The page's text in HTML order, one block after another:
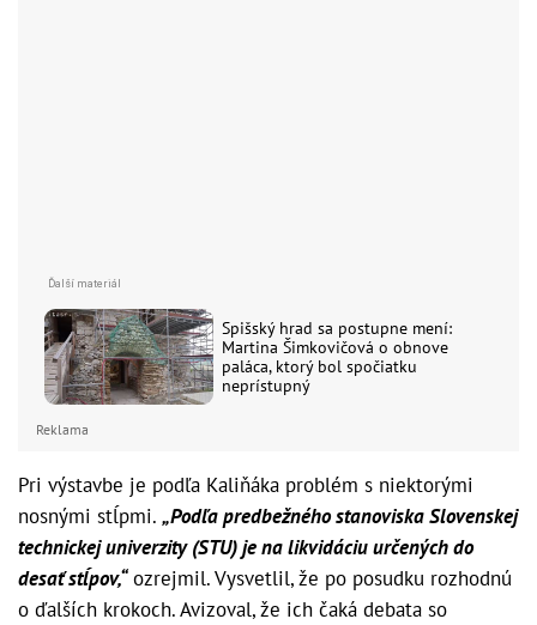
Spišský hrad sa postupne mení:
Martina Šimkovičová o obnove
paláca, ktorý bol spočiatku
neprístupný
Reklama
Pri výstavbe je podľa Kaliňáka problém s niektorými
nosnými stĺpmi. „Podľa predbežného stanoviska Slovenskej
technickej univerzity (STU) je na likvidáciu určených do
desať stĺpov,“ozrejmil. Vysvetlil, že po posudku rozhodnú
o ďalších krokoch. Avizoval, že ich čaká debata so